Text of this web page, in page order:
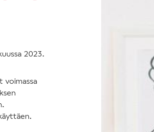
2023.
voimassa